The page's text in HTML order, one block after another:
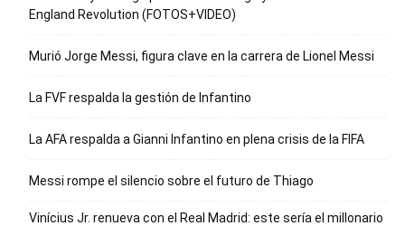
England Revolution (FOTOS+VIDEO)
Murió Jorge Messi, figura clave en la carrera de Lionel Messi
La FVF respalda la gestión de Infantino
La AFA respalda a Gianni Infantino en plena crisis de la FIFA
Messi rompe el silencio sobre el futuro de Thiago
Vinícius Jr. renueva con el Real Madrid: este sería el millonario